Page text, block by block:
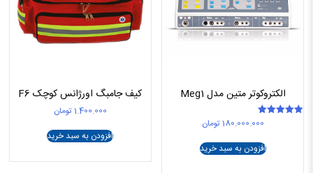
الکتروکوتر متین مدل Meg1
180.000.000 تومان
افزودن به سبد خرید
کیف جامبگ اورژانس کوچک F6
1.400.000 تومان
افزودن به سبد خرید